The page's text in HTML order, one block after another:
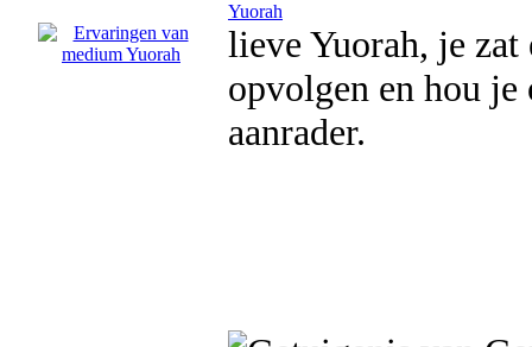
Yuorah
lieve Yuorah, je
opvolgen en hou je
aanrader.